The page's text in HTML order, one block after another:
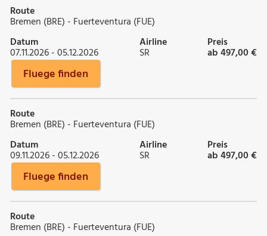
Route
Bremen (BRE) - Fuerteventura (FUE)
Datum
07.11.2026 - 05.12.2026
Airline
SR
Preis
ab 497,00 €
Fluege finden
Route
Bremen (BRE) - Fuerteventura (FUE)
Datum
09.11.2026 - 05.12.2026
Airline
SR
Preis
ab 497,00 €
Fluege finden
Route
Bremen (BRE) - Fuerteventura (FUE)